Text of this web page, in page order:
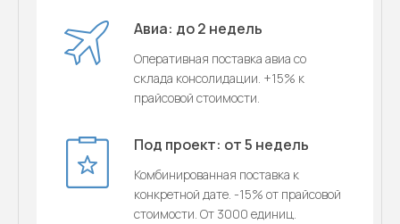
Авиа: до 2 недель
Оперативная поставка авиа со
склада консолидации. +15% к
прайсовой стоимости.
Под проект: от 5 недель
Комбинированная поставка к
конкретной дате. -15% от прайсовой
стоимости. От 3000 единиц.